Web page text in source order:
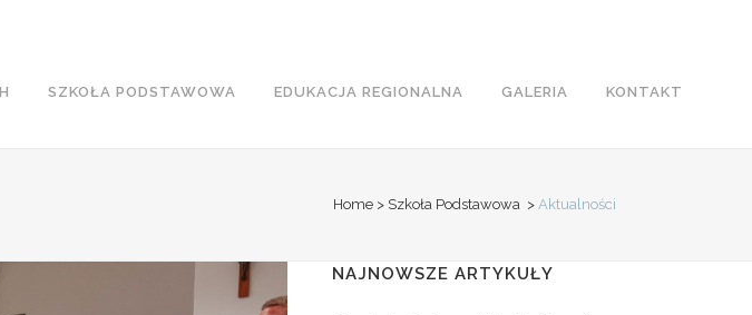
SZKOŁA PODSTAWOWA EDUKACJA REGIONALNA GALERIA KONTAKT
Home > Szkoła Podstawowa > Aktualności
NAJNOWSZE ARTYKUŁY